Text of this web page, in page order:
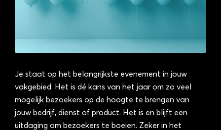
Je staat op het belangrijkste evenement in jouw
vakgebied. Het is dé kans van het jaar om zo veel
mogelijk bezoekers op de hoogte te brengen van
jouw bedrijf, dienst of product. Het is en blijft een
uitdaging om bezoekers te boeien. Zeker in het